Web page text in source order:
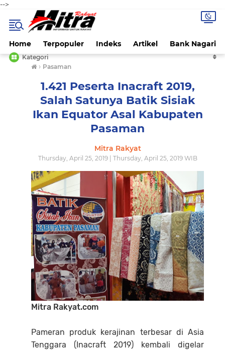
-->
Home Terpopuler Indeks Artikel Bank Nagari
Kategori
› Pasaman
1.421 Peserta Inacraft 2019,
Salah Satunya Batik Sisiak
Ikan Equator Asal Kabupaten
Pasaman
Mitra Rakyat
Thursday, April 25, 2019 | Thursday, April 25, 2019 WIB
Mitra Rakyat.com
Pameran produk kerajinan terbesar di Asia
Tenggara (Inacraft 2019) kembali digelar